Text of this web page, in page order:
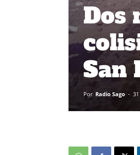
Dos
San
Por Radio Sago -